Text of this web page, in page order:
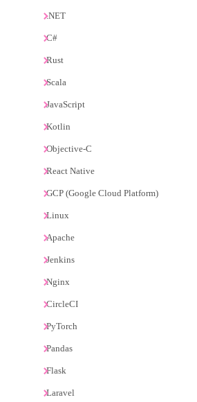
.NET
C#
Rust
Scala
JavaScript
Kotlin
Objective-C
React Native
GCP (Google Cloud Platform)
Linux
Apache
Jenkins
Nginx
CircleCI
PyTorch
Pandas
Flask
Laravel